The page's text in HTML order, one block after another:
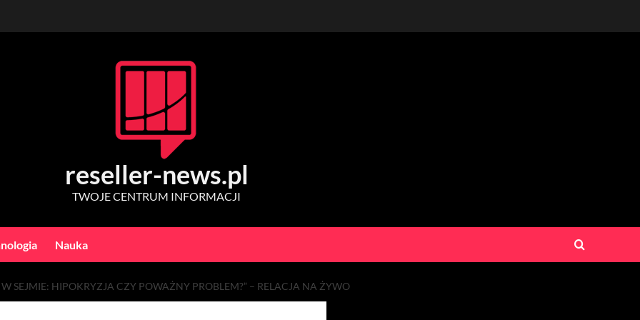
reseller-news.pl
TWOJE CENTRUM INFORMACJI
Nauka
SEJMIE: HIPOKRYZJA CZY POWAŻNY PROBLEM?” – RELACJA NA ŻYWO